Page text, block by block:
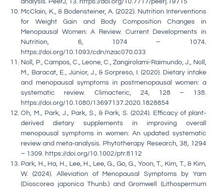
analysis. PeerJ, 13. https://doi.org/10.7717/peerj.19715
McClain, K., & Bodensteiner, A. (2022). Nutrition Interventions
for Weight Gain and Body Composition Changes in
Menopausal Women: A Review. Current Developments in
Nutrition, 6, 1074 – 1074.
https://doi.org/10.1093/cdn/nzac070.033
Noll, P., Campos, C., Leone, C., Zangirolami-Raimundo, J., Noll,
M., Baracat, E., Júnior, J., & Sorpreso, I. (2020). Dietary intake
and menopausal symptoms in postmenopausal women: a
systematic review. Climacteric, 24, 128 – 138.
https://doi.org/10.1080/13697137.2020.1828854
Oh, M., Park, J., Park, S., & Park, S. (2024). Efficacy of plant‐
derived dietary supplements in improving overall
menopausal symptoms in women: An updated systematic
review and meta‐analysis. Phytotherapy Research, 38, 1294
– 1309. https://doi.org/10.1002/ptr.8112
Park, H., Ha, H., Lee, H., Lee, G., Go, G., Yoon, T., Kim, T., & Kim,
W. (2024). Alleviation of Menopausal Symptoms by Yam
(Dioscorea japonica Thunb.) and Gromwell (Lithospermum